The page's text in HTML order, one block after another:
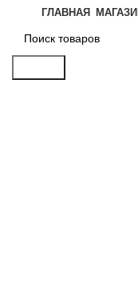
ГЛАВНАЯ